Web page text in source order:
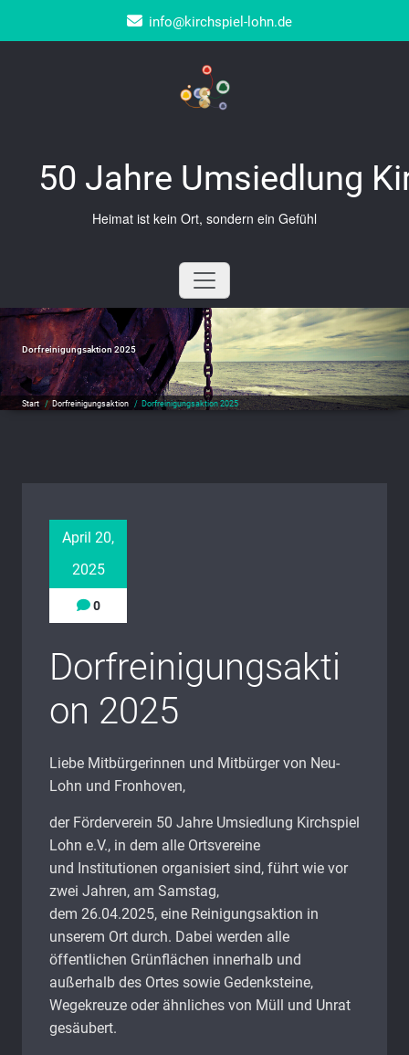
springen
info@kirchspiel-lohn.de
50 Jahre Umsiedlung
Heimat ist kein Ort, sondern ein Gefühl
Dorfreinigungsaktion 2025
Start/ Dorfreinigungsaktion / Dorfreinigungsaktion 2025
April 20,
2025
0
Dorfreinigungsakti
on 2025
Liebe Mitbürgerinnen und Mitbürger von Neu-
Lohn und Fronhoven,
der Förderverein 50 Jahre Umsiedlung Kirchspiel
Lohn e.V., in dem alle Ortsvereine
und Institutionen organisiert sind, führt wie vor
zwei Jahren, am Samstag,
dem 26.04.2025, eine Reinigungsaktion in
unserem Ort durch. Dabei werden alle
öffentlichen Grünflächen innerhalb und
außerhalb des Ortes sowie Gedenksteine,
Wegekreuze oder ähnliches von Müll und Unrat
gesäubert.